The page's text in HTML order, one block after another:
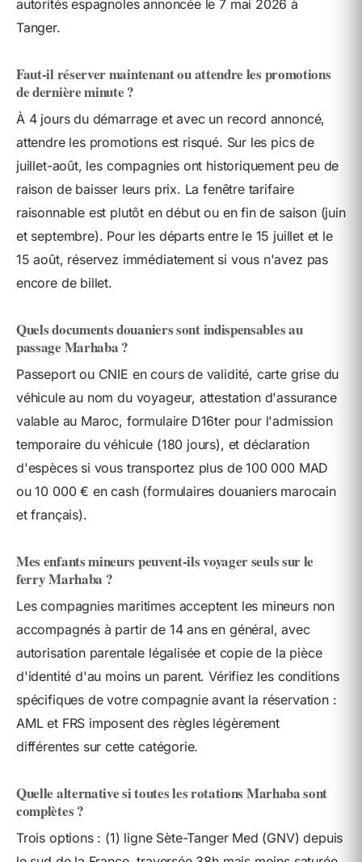
autorités espagnoles annoncée le 7 mai 2026 à
Tanger.
Faut-il réserver maintenant ou attendre les promotions
de dernière minute ?
À 4 jours du démarrage et avec un record annoncé,
attendre les promotions est risqué. Sur les pics de
juillet-août, les compagnies ont historiquement peu de
raison de baisser leurs prix. La fenêtre tarifaire
raisonnable est plutôt en début ou en fin de saison (juin
et septembre). Pour les départs entre le 15 juillet et le
15 août, réservez immédiatement si vous n'avez pas
encore de billet.
Quels documents douaniers sont indispensables au
passage Marhaba ?
Passeport ou CNIE en cours de validité, carte grise du
véhicule au nom du voyageur, attestation d'assurance
valable au Maroc, formulaire D16ter pour l'admission
temporaire du véhicule (180 jours), et déclaration
d'espèces si vous transportez plus de 100 000 MAD
ou 10 000 € en cash (formulaires douaniers marocain
et français).
Mes enfants mineurs peuvent-ils voyager seuls sur le
ferry Marhaba ?
Les compagnies maritimes acceptent les mineurs non
accompagnés à partir de 14 ans en général, avec
autorisation parentale légalisée et copie de la pièce
d'identité d'au moins un parent. Vérifiez les conditions
spécifiques de votre compagnie avant la réservation :
AML et FRS imposent des règles légèrement
différentes sur cette catégorie.
Quelle alternative si toutes les rotations Marhaba sont
complètes ?
Trois options : (1) ligne Sète-Tanger Med (GNV) depuis